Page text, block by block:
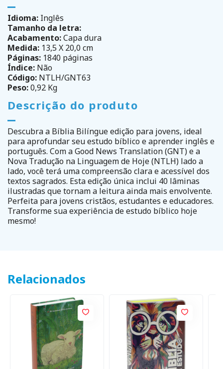
Idioma: Inglês
Tamanho da letra:
Acabamento:Capa dura
Medida: 13,5 X 20,0 cm
Páginas: 1840 páginas
Índice: Não
Código: NTLH/GNT63
Peso:0,92 Kg
Descrição do produto
Descubra a Bíblia Bilíngue edição para jovens, ideal
para aprofundar seu estudo bíblico e aprender inglês e
português. Com a Good News Translation (GNT) e a
Nova Tradução na Linguagem de Hoje (NTLH) lado a
lado, você terá uma compreensão clara e acessível dos
textos sagrados. Esta edição única inclui 40 lâminas
ilustradas que tornam a leitura ainda mais envolvente.
Perfeita para jovens cristãos, estudantes e educadores.
Transforme sua experiência de estudo bíblico hoje
mesmo!
Relacionados